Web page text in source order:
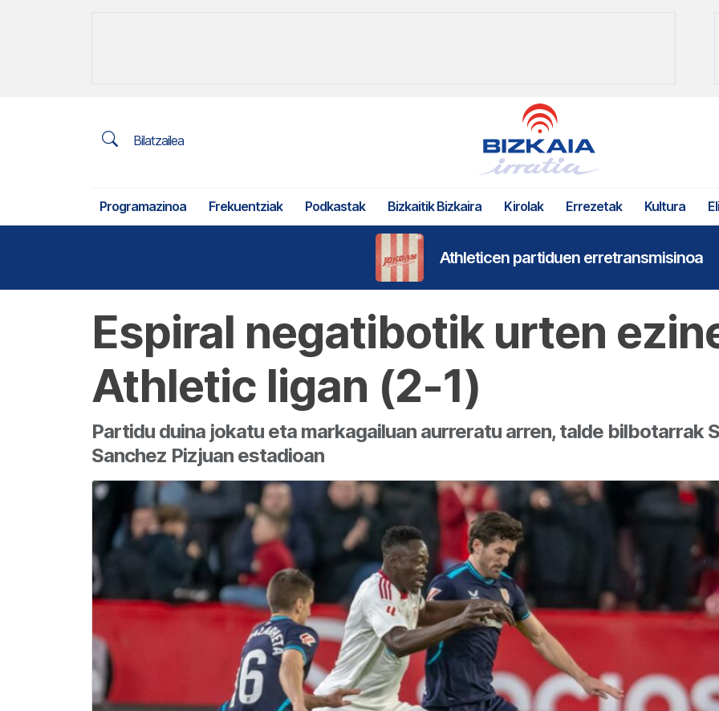
Bilatzailea
Programazinoa Frekuentziak Podkastak Bizkaitik Bizkaira Kirolak Errezetak Kultura
Athleticen partiduen erretransmisinoa
Espiral negatibotik urten
Athletic ligan (2-1)
Partidu duina jokatu eta markagailuan aurreratu arren, talde bilbotarrak
Sanchez Pizjuan estadioan